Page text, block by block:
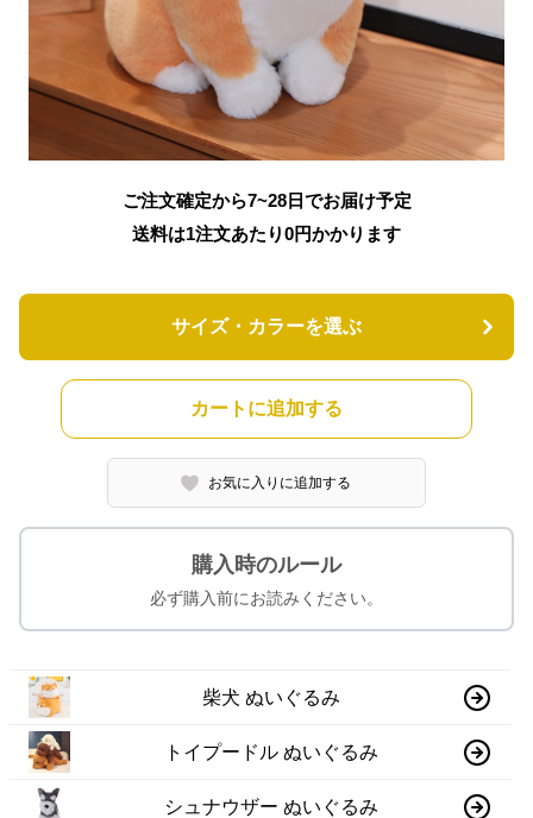
ご注文確定から7~28日でお届け予定
送料は1注文あたり0円かかります
サイズ・カラーを選ぶ
カートに追加する
お気に入りに追加する
購入時のルール
必ず購入前にお読みください。
柴犬 ぬいぐるみ
トイプードル ぬいぐるみ
シュナウザー ぬいぐるみ